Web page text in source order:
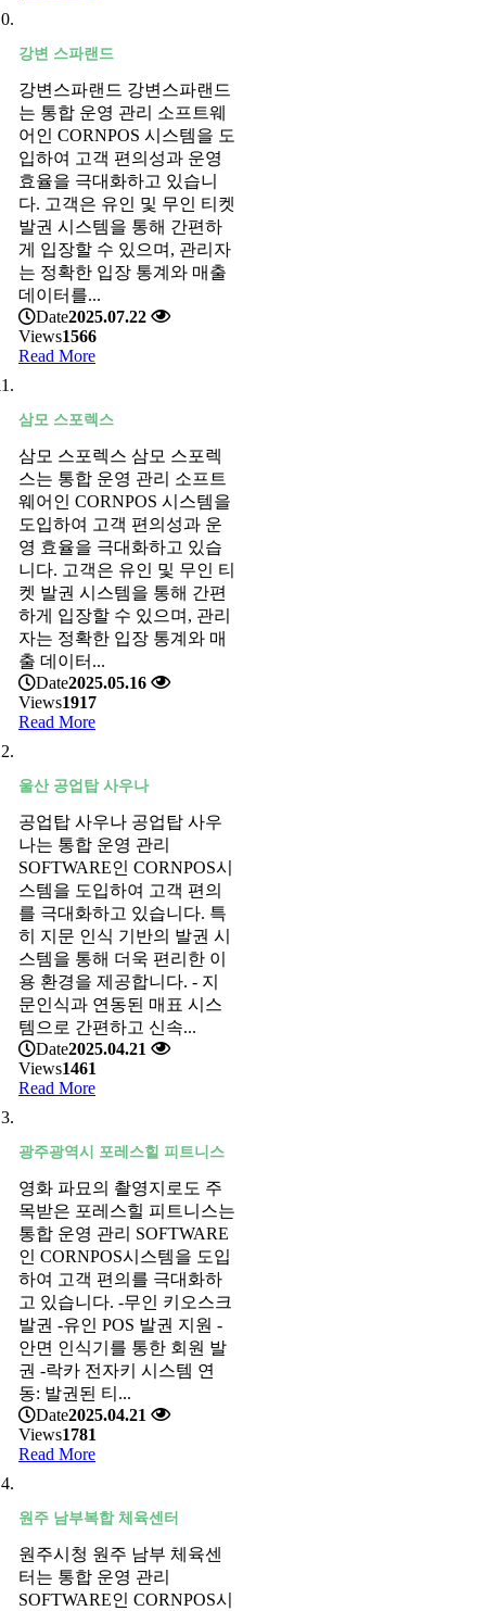
강변 스파랜드
강변스파랜드 강변스파랜드
는 통합 운영 관리 소프트웨
어인 CORNPOS 시스템을 도
입하여 고객 편의성과 운영
효율을 극대화하고 있습니
다. 고객은 유인 및 무인 티켓
발권 시스템을 통해 간편하
게 입장할 수 있으며, 관리자
는 정확한 입장 통계와 매출
데이터를...
Date2025.07.22
Views1566
Read More
삼모 스포렉스
삼모 스포렉스 삼모 스포렉
스는 통합 운영 관리 소프트
웨어인 CORNPOS 시스템을
도입하여 고객 편의성과 운
영 효율을 극대화하고 있습
니다. 고객은 유인 및 무인 티
켓 발권 시스템을 통해 간편
하게 입장할 수 있으며, 관리
자는 정확한 입장 통계와 매
출 데이터...
Date2025.05.16
Views1917
Read More
울산 공업탑 사우나
공업탑 사우나 공업탑 사우
나는 통합 운영 관리
SOFTWARE인 CORNPOS시
스템을 도입하여 고객 편의
를 극대화하고 있습니다. 특
히 지문 인식 기반의 발권 시
스템을 통해 더욱 편리한 이
용 환경을 제공합니다. - 지
문인식과 연동된 매표 시스
템으로 간편하고 신속...
Date2025.04.21
Views1461
Read More
광주광역시 포레스힐 피트니스
영화 파묘의 촬영지로도 주
목받은 포레스힐 피트니스는
통합 운영 관리 SOFTWARE
인 CORNPOS시스템을 도입
하여 고객 편의를 극대화하
고 있습니다. -무인 키오스크
발권 -유인 POS 발권 지원 -
안면 인식기를 통한 회원 발
권 -락카 전자키 시스템 연
동: 발권된 티...
Date2025.04.21
Views1781
Read More
원주 남부복합 체육센터
원주시청 원주 남부 체육센
터는 통합 운영 관리
SOFTWARE인 CORNPOS시